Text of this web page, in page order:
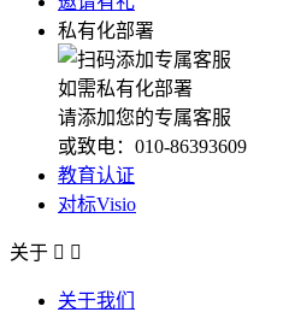
私有化部署
如需私有化部署
请添加您的专属客服
或致电：010-86393609
教育认证
对标Visio
关于  
关于我们